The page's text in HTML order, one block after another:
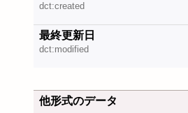
dct:created
最終更新日
dct:modified
他形式のデータ